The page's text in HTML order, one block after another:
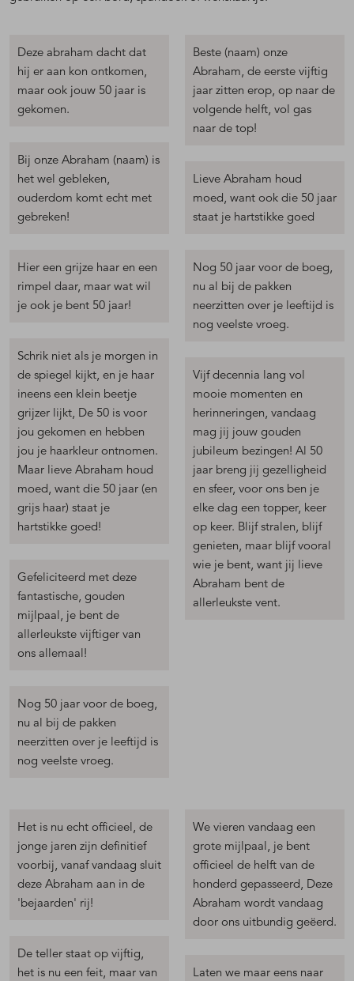
Deze abraham dacht dat
hij er aan kon ontkomen,
maar ook jouw 50 jaar is
gekomen.
Bij onze Abraham (naam) is
het wel gebleken,
ouderdom komt echt met
gebreken!
Hier een grijze haar en een
rimpel daar, maar wat wil
je ook je bent 50 jaar!
Schrik niet als je morgen in
de spiegel kijkt, en je haar
ineens een klein beetje
grijzer lijkt, De 50 is voor
jou gekomen en hebben
jou je haarkleur ontnomen.
Maar lieve Abraham houd
moed, want die 50 jaar (en
grijs haar) staat je
hartstikke goed!
Gefeliciteerd met deze
fantastische, gouden
mijlpaal, je bent de
allerleukste vijftiger van
ons allemaal!
Nog 50 jaar voor de boeg,
nu al bij de pakken
neerzitten over je leeftijd is
nog veelste vroeg.
Beste (naam) onze
Abraham, de eerste vijftig
jaar zitten erop, op naar de
volgende helft, vol gas
naar de top!
Lieve Abraham houd
moed, want ook die 50 jaar
staat je hartstikke goed
Nog 50 jaar voor de boeg,
nu al bij de pakken
neerzitten over je leeftijd is
nog veelste vroeg.
Vijf decennia lang vol
mooie momenten en
herinneringen, vandaag
mag jij jouw gouden
jubileum bezingen! Al 50
jaar breng jij gezelligheid
en sfeer, voor ons ben je
elke dag een topper, keer
op keer. Blijf stralen, blijf
genieten, maar blijf vooral
wie je bent, want jij lieve
Abraham bent de
allerleukste vent.
Het is nu echt officieel, de
jonge jaren zijn definitief
voorbij, vanaf vandaag sluit
deze Abraham aan in de
'bejaarden' rij!
De teller staat op vijftig,
het is nu een feit, maar van
We vieren vandaag een
grote mijlpaal, je bent
officieel de helft van de
honderd gepasseerd, Deze
Abraham wordt vandaag
door ons uitbundig geëerd.
Laten we maar eens naar